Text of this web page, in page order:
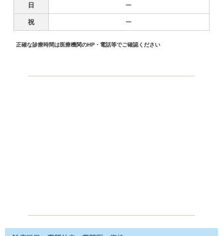
日 ー
祝 ー
正確な診療時間は医療機関のHP・電話等でご確認ください